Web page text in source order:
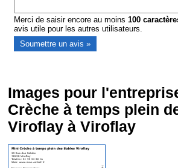
Merci de saisir encore au moins100
avis utile pour les autres utilisateurs.
Images pour
Crèche à temps plein
Viroflay à Viroflay